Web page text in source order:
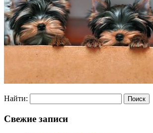
Найти:
Свежие записи